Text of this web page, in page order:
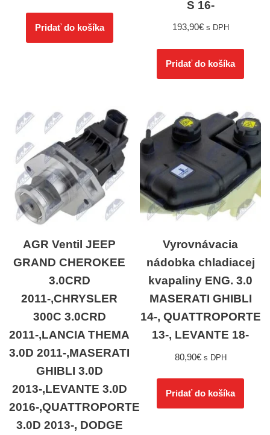
Pridať do košíka
S 16-
193,90€ s DPH
Pridať do košíka
AGR Ventil JEEP
GRAND CHEROKEE
3.0CRD
2011-,CHRYSLER
300C 3.0CRD
2011-,LANCIA THEMA
3.0D 2011-,MASERATI
GHIBLI 3.0D
2013-,LEVANTE 3.0D
2016-,QUATTROPORTE
3.0D 2013-, DODGE
Vyrovnávacia
nádobka chladiacej
kvapaliny ENG. 3.0
MASERATI GHIBLI
14-, QUATTROPORTE
13-, LEVANTE 18-
80,90€ s DPH
Pridať do košíka